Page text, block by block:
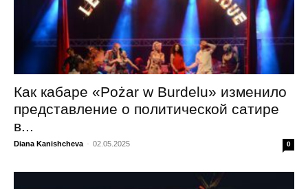
Как кабаре «Pożar w Burdelu» изменило
представление о политической сатире
в...
Diana Kanishcheva - 02.05.2025 0